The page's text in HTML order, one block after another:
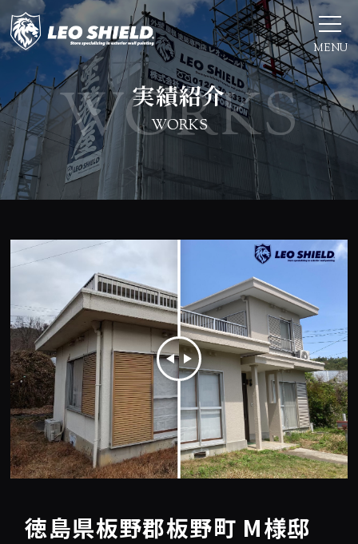
MENU
実績紹介
WORKS
徳島県板野郡板野町 M様邸